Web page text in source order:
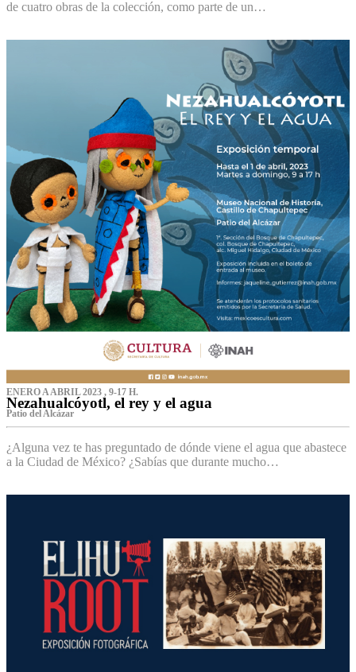
de cuatro obras de la colección, como parte de un…
ENERO A ABRIL 2023 , 9-17 H.
Nezahualcóyotl, el rey y el agua
Patio del Alcázar
¿Alguna vez te has preguntado de dónde viene el agua que abastece
a la Ciudad de México? ¿Sabías que durante mucho…